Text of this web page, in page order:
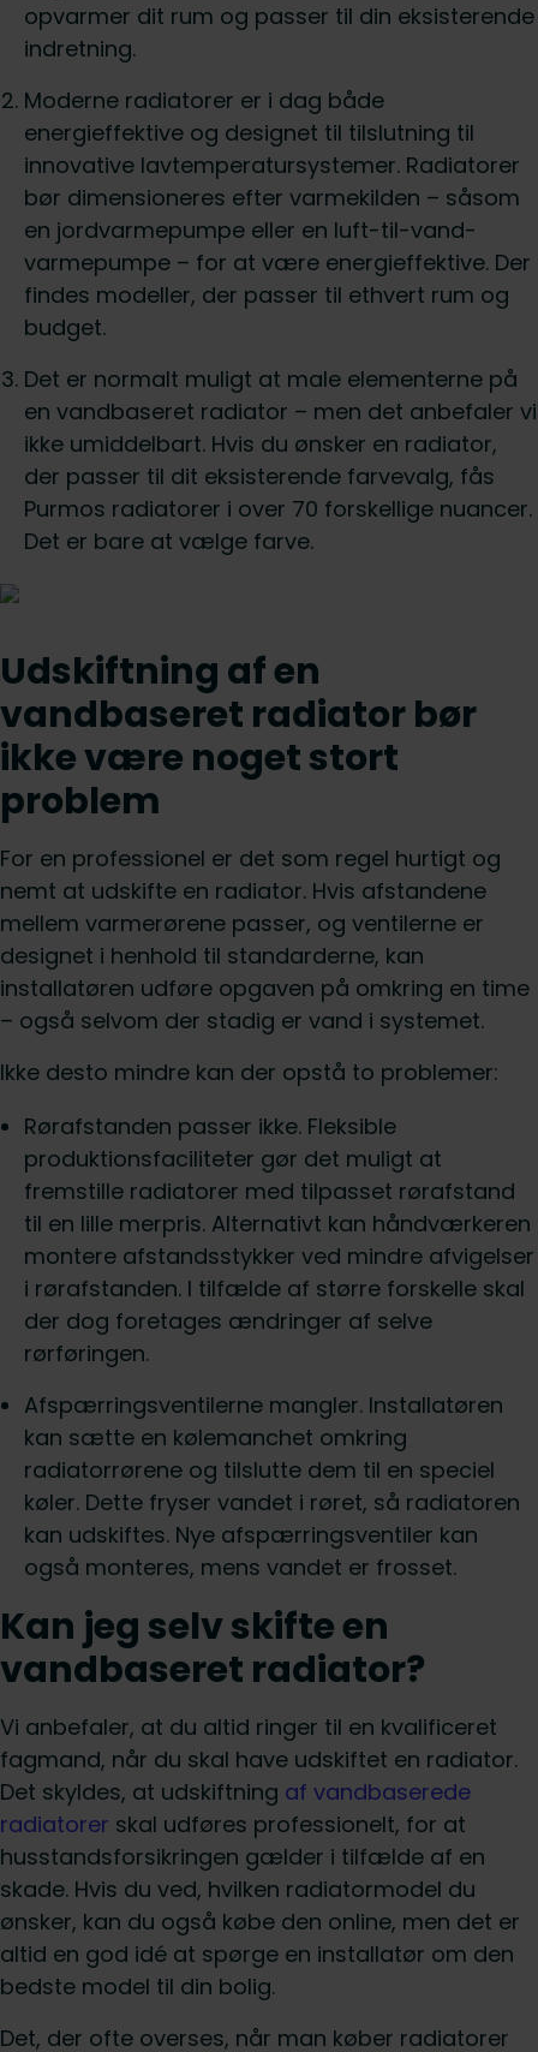
opvarmer dit rum og passer til din eksisterende
indretning.
Moderne radiatorer er i dag både
energieffektive og designet til tilslutning til
innovative lavtemperatursystemer. Radiatorer
bør dimensioneres efter varmekilden – såsom
en jordvarmepumpe eller en luft-til-vand-
varmepumpe – for at være energieffektive. Der
findes modeller, der passer til ethvert rum og
budget.
Det er normalt muligt at male elementerne på
en vandbaseret radiator – men det anbefaler vi
ikke umiddelbart. Hvis du ønsker en radiator,
der passer til dit eksisterende farvevalg, fås
Purmos radiatorer i over 70 forskellige nuancer.
Det er bare at vælge farve.
Udskiftning af en
vandbaseret radiator bør
ikke være noget stort
problem
For en professionel er det som regel hurtigt og
nemt at udskifte en radiator. Hvis afstandene
mellem varmerørene passer, og ventilerne er
designet i henhold til standarderne, kan
installatøren udføre opgaven på omkring en time
– også selvom der stadig er vand i systemet.
Ikke desto mindre kan der opstå to problemer:
Rørafstanden passer ikke. Fleksible
produktionsfaciliteter gør det muligt at
fremstille radiatorer med tilpasset rørafstand
til en lille merpris. Alternativt kan håndværkeren
montere afstandsstykker ved mindre afvigelser
i rørafstanden. I tilfælde af større forskelle skal
der dog foretages ændringer af selve
rørføringen.
Afspærringsventilerne mangler. Installatøren
kan sætte en kølemanchet omkring
radiatorrørene og tilslutte dem til en speciel
køler. Dette fryser vandet i røret, så radiatoren
kan udskiftes. Nye afspærringsventiler kan
også monteres, mens vandet er frosset.
Kan jeg selv skifte en
vandbaseret radiator?
Vi anbefaler, at du altid ringer til en kvalificeret
fagmand, når du skal have udskiftet en radiator.
Det skyldes, at udskiftning af vandbaserede
radiatorer skal udføres professionelt, for at
husstandsforsikringen gælder i tilfælde af en
skade. Hvis du ved, hvilken radiatormodel du
ønsker, kan du også købe den online, men det er
altid en god idé at spørge en installatør om den
bedste model til din bolig.
Det, der ofte overses, når man køber radiatorer